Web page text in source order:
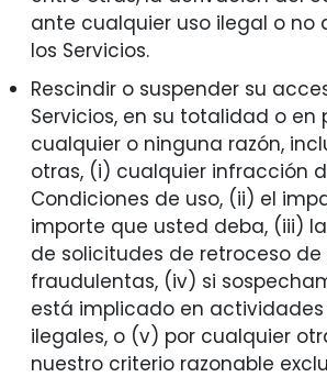
ante cualquier uso ilegal o no
los Servicios.
Rescindir o suspender su
Servicios, en su totalidad o en
cualquier o ninguna razón,
otras, (i) cualquier infracción
Condiciones de uso, (ii) el
importe que usted deba, (iii)
de solicitudes de retroceso
fraudulentas, (iv) si
está implicado en
ilegales, o (v) por cualquier
nuestro criterio razonable